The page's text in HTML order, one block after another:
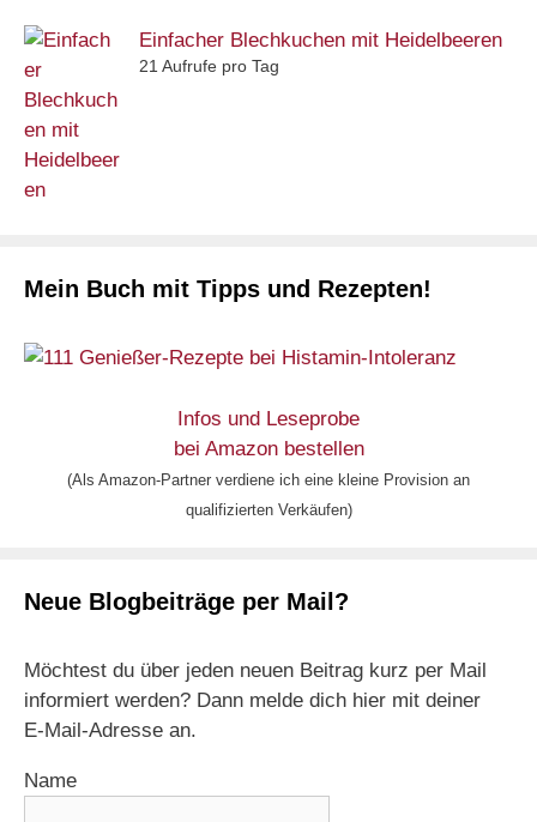
Einfacher Blechkuchen mit Heidelbeeren
21 Aufrufe pro Tag
Mein Buch mit Tipps und Rezepten!
Infos und Leseprobe
bei Amazon bestellen
(Als Amazon-Partner verdiene ich eine kleine Provision an
qualifizierten Verkäufen)
Neue Blogbeiträge per Mail?
Möchtest du über jeden neuen Beitrag kurz per Mail
informiert werden? Dann melde dich hier mit deiner
E-Mail-Adresse an.
Name